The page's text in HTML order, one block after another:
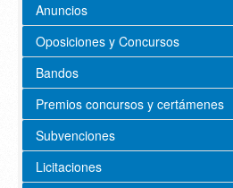
Anuncios
Oposiciones y Concursos
Bandos
Premios concursos y certámenes
Subvenciones
Licitaciones